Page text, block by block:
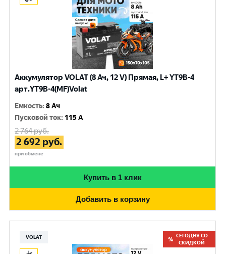
Аккумулятор VOLAT (8 Ач, 12 V) Прямая, L+ YT9B-4
арт.YT9B-4(MF)Volat
Емкость:8 Ач
Пусковой ток: 115 A
2 764руб.
2 692 руб.
при обмене
Купить в 1 клик
Добавить в корзину
VOLAT
СЕГОДНЯ СО
СКИДКОЙ